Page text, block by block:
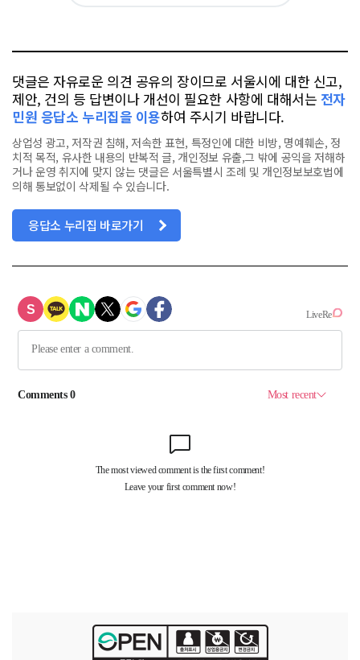
댓글은 자유로운 의견 공유의 장이므로 서울시에 대한 신고,
제안, 건의 등 답변이나 개선이 필요한 사항에 대해서는 전자
민원 응답소 누리집을 이용하여 주시기 바랍니다.
상업성 광고, 저작권 침해, 저속한 표현, 특정인에 대한 비방, 명예훼손, 정
치적 목적, 유사한 내용의 반복적 글, 개인정보 유출,그 밖에 공익을 저해하
거나 운영 취지에 맞지 않는 댓글은 서울특별시 조례 및 개인정보보호법에
의해 통보없이 삭제될 수 있습니다.
응답소 누리집 바로가기